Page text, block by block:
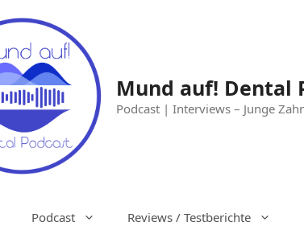
Mund auf! Dental
Podcast | Interviews – Junge
Podcast Reviews / Testberichte